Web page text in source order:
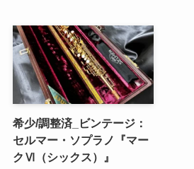
希少/調整済_ビンテージ：
セルマー・ソプラノ『マー
クⅥ（シックス）』